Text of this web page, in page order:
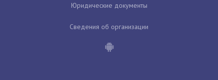
Юридические документы
Сведения об организации